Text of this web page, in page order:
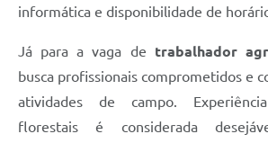
informática e disponibilidade de
Já para a vaga de trabalhador
busca profissionais comprometidos e
atividades de campo.
florestais é considerada